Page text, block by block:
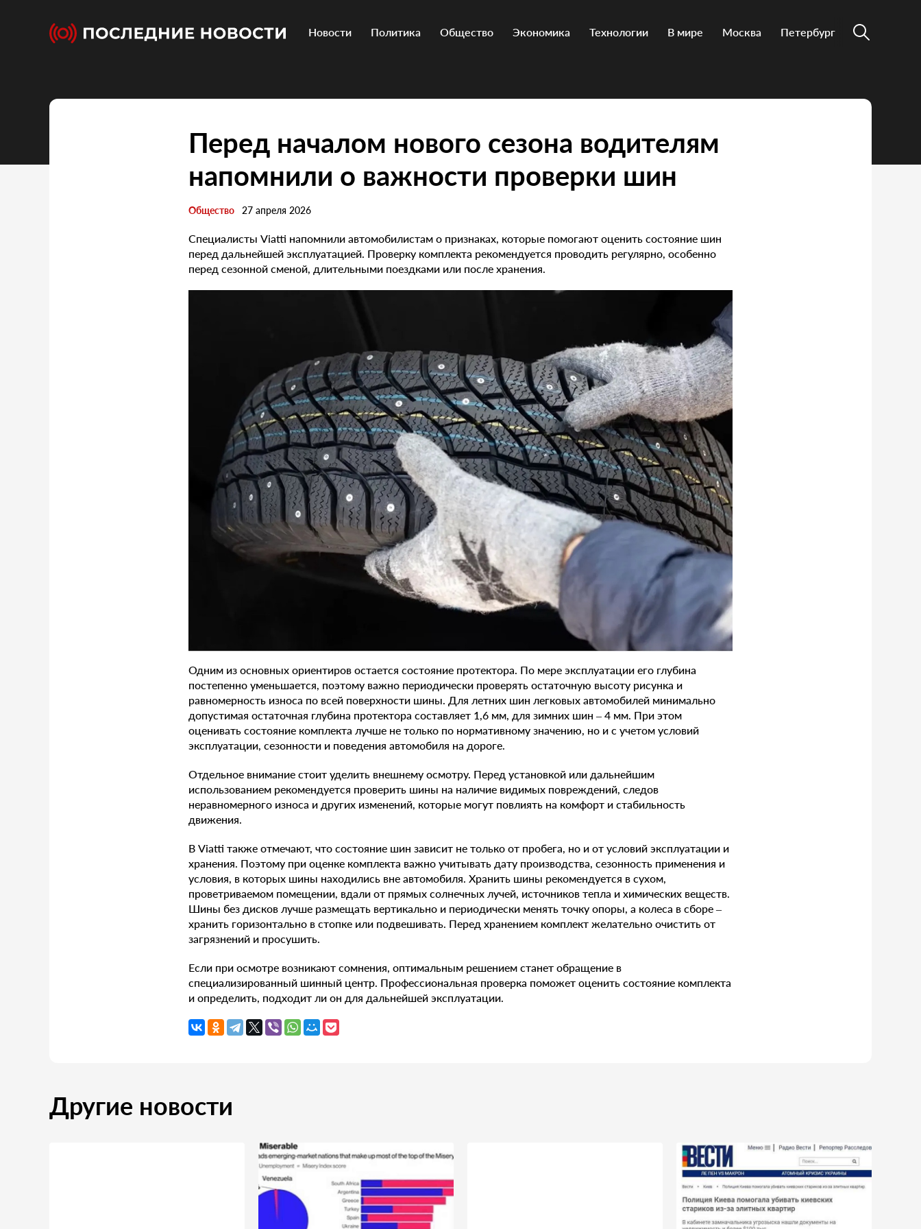
Новости Политика Общество Экономика Технологии В мире Москва Петербург
Перед началом нового сезона водителям
напомнили о важности проверки шин
Общество 27 апреля 2026
Специалисты Viatti напомнили автомобилистам о признаках, которые помогают оценить состояние шин
перед дальнейшей эксплуатацией. Проверку комплекта рекомендуется проводить регулярно, особенно
перед сезонной сменой, длительными поездками или после хранения.
Одним из основных ориентиров остается состояние протектора. По мере эксплуатации его глубина
постепенно уменьшается, поэтому важно периодически проверять остаточную высоту рисунка и
равномерность износа по всей поверхности шины. Для летних шин легковых автомобилей минимально
допустимая остаточная глубина протектора составляет 1,6 мм, для зимних шин – 4 мм. При этом
оценивать состояние комплекта лучше не только по нормативному значению, но и с учетом условий
эксплуатации, сезонности и поведения автомобиля на дороге.
Отдельное внимание стоит уделить внешнему осмотру. Перед установкой или дальнейшим
использованием рекомендуется проверить шины на наличие видимых повреждений, следов
неравномерного износа и других изменений, которые могут повлиять на комфорт и стабильность
движения.
В Viatti также отмечают, что состояние шин зависит не только от пробега, но и от условий эксплуатации и
хранения. Поэтому при оценке комплекта важно учитывать дату производства, сезонность применения и
условия, в которых шины находились вне автомобиля. Хранить шины рекомендуется в сухом,
проветриваемом помещении, вдали от прямых солнечных лучей, источников тепла и химических веществ.
Шины без дисков лучше размещать вертикально и периодически менять точку опоры, а колеса в сборе –
хранить горизонтально в стопке или подвешивать. Перед хранением комплект желательно очистить от
загрязнений и просушить.
Если при осмотре возникают сомнения, оптимальным решением станет обращение в
специализированный шинный центр. Профессиональная проверка поможет оценить состояние комплекта
и определить, подходит ли он для дальнейшей эксплуатации.
Другие новости